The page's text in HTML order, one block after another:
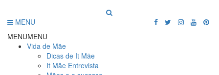
MENU
MENUMENU
Vida de Mãe
Dicas de It Mãe
It Mãe Entrevista